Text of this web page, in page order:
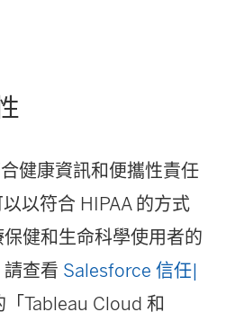
健康資訊和便攜性責任
以符合 HIPAA 的方式
健和生命科學使用者的
查看 Salesforce 信任|
「Tableau Cloud 和